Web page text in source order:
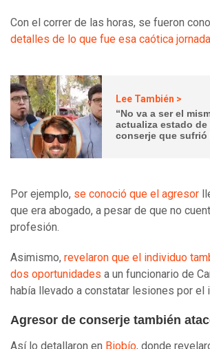
Con el correr de las horas, se fueron
detalles de lo que fue esa caótica
Lee También >
“No va a ser el
actualiza estado de
conserje que
Por ejemplo, se conoció que el agresor
que era abogado, a pesar de que no
profesión.
Asimismo, revelaron que el individuo
dos oportunidades a un funcionario de
había llevado a constatar lesiones por el
Agresor de conserje también
Así lo detallaron en Biobío, donde